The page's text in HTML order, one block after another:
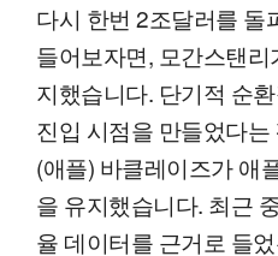
다시 한번 2조달러를 돌
들어보자면, 모간스탠
지했습니다. 단기적 순
진입 시점을 만들었다는
(애플) 바클레이즈가 애
을 유지했습니다. 최근
율 데이터를 근거로 들